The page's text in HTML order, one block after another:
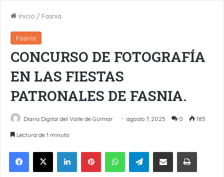
Inicio / Fasnia
Fasnia
CONCURSO DE FOTOGRAFÍA
EN LAS FIESTAS
PATRONALES DE FASNIA.
Diario Digital del Valle de Güímar agosto 7, 2025 0 185
Lectura de 1 minuto
LinkedInPinterestWhatsAppTelegramCompartir por Email Imprimir